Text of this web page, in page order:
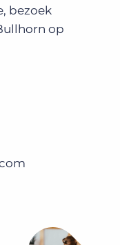
bezoek
op